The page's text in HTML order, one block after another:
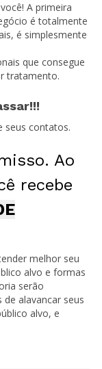
A primeira
é totalmente
é simplesmente
que consegue
tratamento.
seus contatos.
Ao
recebe
melhor seu
alvo e formas
serão
alavancar seus
alvo, e